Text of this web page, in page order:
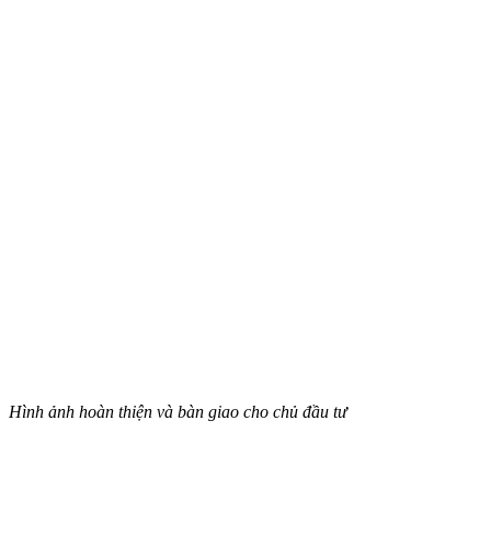
Hình ảnh hoàn thiện và bàn giao cho chủ đầu tư